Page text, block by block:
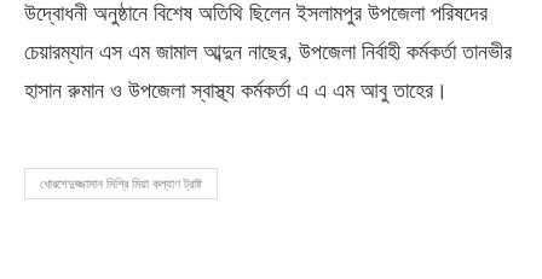
উদ্বোধনী অনুষ্ঠানে বিশেষ অতিথি ছিলেন ইসলামপুর উপজেলা পরিষদের
চেয়ারম্যান এস এম জামাল আব্দুন নাছের, উপজেলা নির্বাহী কর্মকর্তা তানভীর
হাসান রুমান ও উপজেলা স্বাস্থ্য কর্মকর্তা এ এ এম আবু তাহের।
খোরশেদুজ্জামান মিশ্রি মিয়া কল্যাণ ট্রাষ্ট